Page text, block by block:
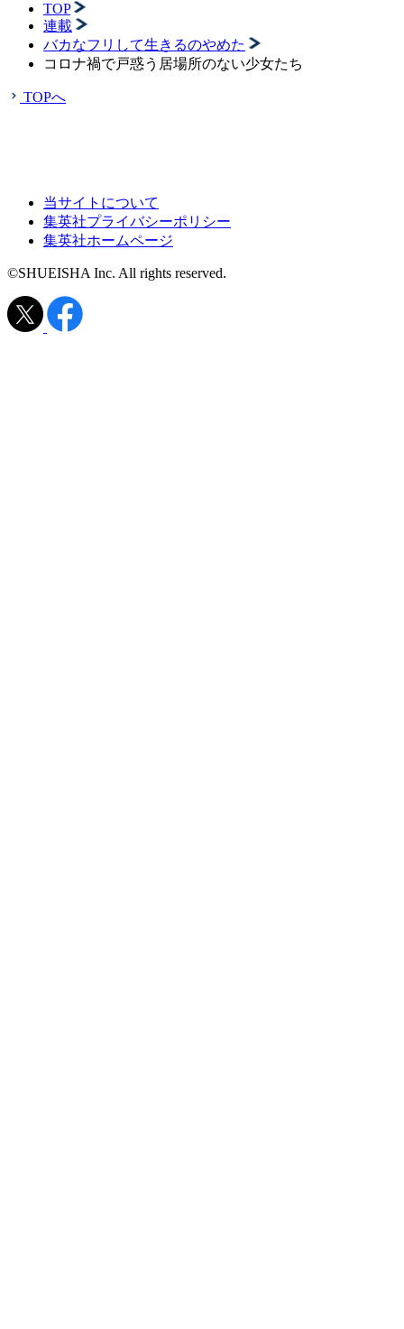
TOP
連載
バカなフリして生きるのやめた
コロナ禍で戸惑う居場所のない少女たち
TOPへ
当サイトについて
集英社プライバシーポリシー
集英社ホームページ
©SHUEISHA Inc. All rights reserved.